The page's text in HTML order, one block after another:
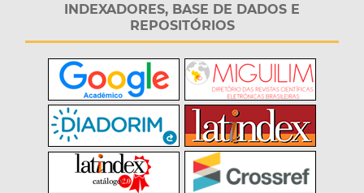
INDEXADORES, BASE DE DADOS E
REPOSITÓRIOS